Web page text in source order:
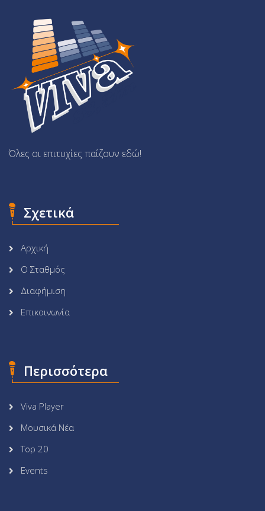
Όλες οι επιτυχίες παίζουν εδώ!
Σχετικά
Αρχική
Ο Σταθμός
Διαφήμιση
Επικοινωνία
Περισσότερα
Viva Player
Μουσικά Νέα
Top 20
Events